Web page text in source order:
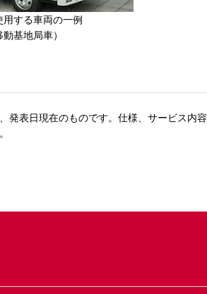
用する車両の一例
動基地局車）
発表日現在のものです。仕様、サービス内